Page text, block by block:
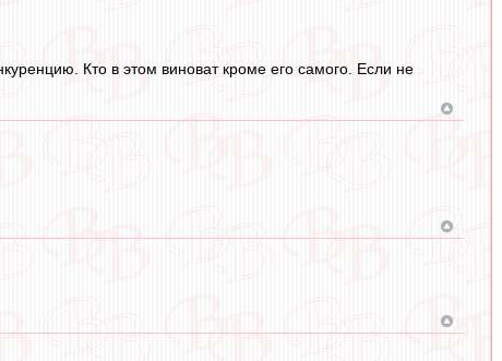
Кто в этом виноват кроме его самого. Если не